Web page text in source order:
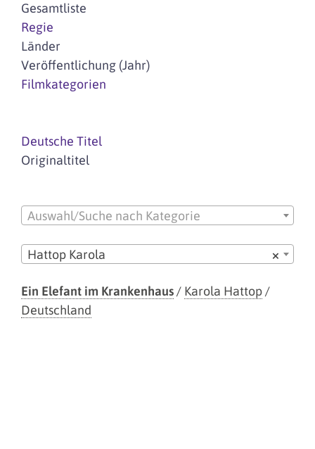
Gesamtliste
Regie
Länder
Veröffentlichung (Jahr)
Filmkategorien
Deutsche Titel
Originaltitel
Auswahl/Suche nach Kategorie
×
Hattop Karola
Ein Elefant im Krankenhaus/ Karola Hattop/
Deutschland